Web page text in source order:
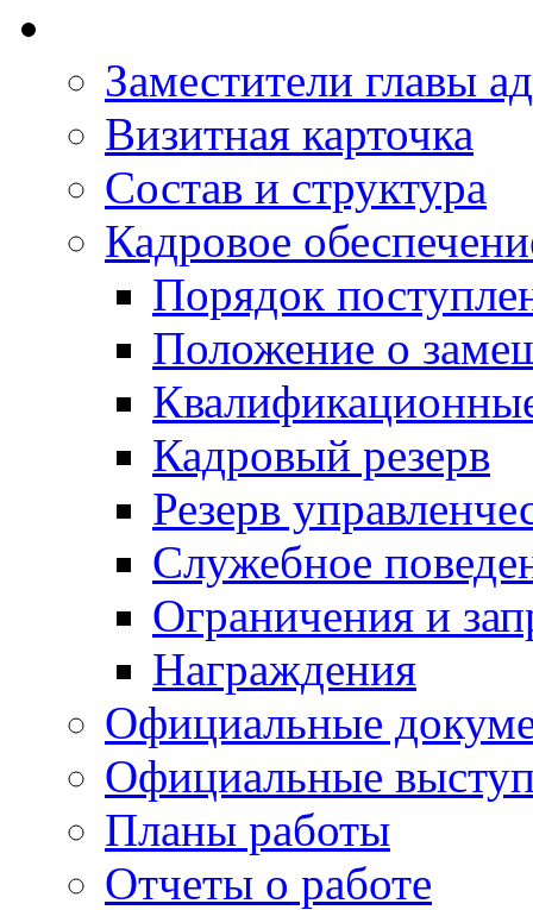
Заместители главы
Визитная карточка
Состав и структура
Кадровое
Порядок
Положение о
Кадровый резерв
Резерв
Служебное
Ограничения и
Награждения
Официальные
Официальные
Планы работы
Отчеты о работе